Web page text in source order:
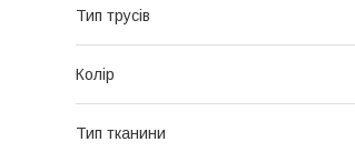
Тип трусів
Колір
Тип тканини